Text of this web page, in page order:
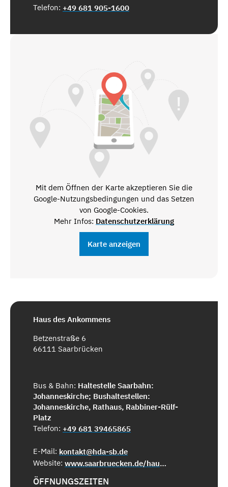
Telefon: +49 681 905-1600
Mit dem Öffnen der Karte akzeptieren Sie die
Google-Nutzungsbedingungen und das Setzen
von Google-Cookies.
Mehr Infos: Datenschutzerklärung
Karte anzeigen
Haus des Ankommens
Betzenstraße 6
66111 Saarbrücken
Bus & Bahn: Haltestelle Saarbahn:
Johanneskirche; Bushaltestellen:
Johanneskirche, Rathaus, Rabbiner-Rülf-
Platz
Telefon: +49 681 39465865
E-Mail: kontakt@hda-sb.de
Website:
www.saarbruecken.de/haus-des-ankommens
ÖFFNUNGSZEITEN